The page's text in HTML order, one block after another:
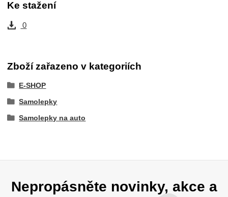
Ke stažení
0
Zboží zařazeno v kategoriích
E-SHOP
Samolepky
Samolepky na auto
Nepropásněte novinky, akce a